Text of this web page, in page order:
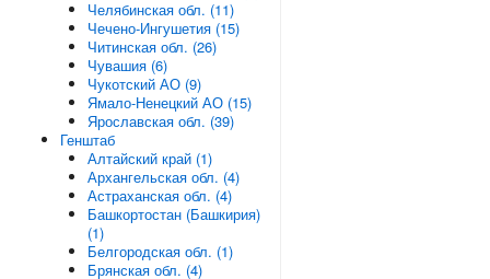
Челябинская обл. (11)
Чечено-Ингушетия (15)
Читинская обл. (26)
Чувашия (6)
Чукотский АО (9)
Ямало-Ненецкий АО (15)
Ярославская обл. (39)
Генштаб
Алтайский край (1)
Архангельская обл. (4)
Астраханская обл. (4)
Башкортостан (Башкирия)
(1)
Белгородская обл. (1)
Брянская обл. (4)